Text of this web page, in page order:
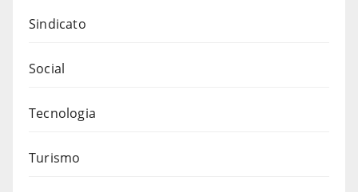
Sindicato
Social
Tecnologia
Turismo